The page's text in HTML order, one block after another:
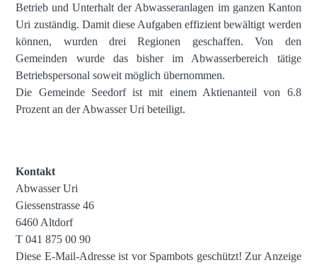
Betrieb und Unterhalt der Abwasseranlagen im ganzen Kanton
Uri zuständig. Damit diese Aufgaben effizient bewältigt werden
können, wurden drei Regionen geschaffen. Von den
Gemeinden wurde das bisher im Abwasserbereich tätige
Betriebspersonal soweit möglich übernommen.
Die Gemeinde Seedorf ist mit einem Aktienanteil von 6.8
Prozent an der Abwasser Uri beteiligt.
Kontakt
Abwasser Uri
Giessenstrasse 46
6460 Altdorf
T 041 875 00 90
Diese E-Mail-Adresse ist vor Spambots geschützt! Zur Anzeige